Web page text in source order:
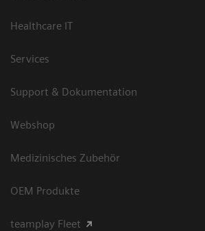
Healthcare IT
Services
Support & Dokumentation
Webshop
Medizinisches Zubehör
OEM Produkte
teamplay Fleet